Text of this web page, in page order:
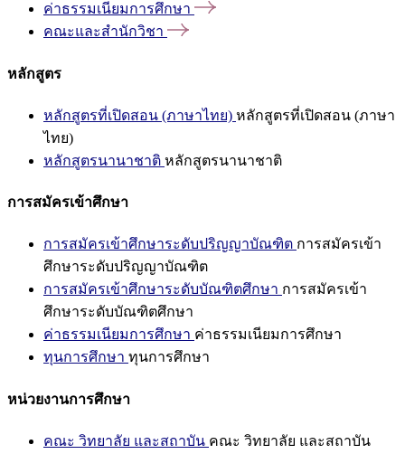
ค่าธรรมเนียมการศึกษา
คณะและสำนักวิชา
หลักสูตร
หลักสูตรที่เปิดสอน (ภาษาไทย) หลักสูตรที่เปิดสอน (ภาษา
ไทย)
หลักสูตรนานาชาติ หลักสูตรนานาชาติ
การสมัครเข้าศึกษา
การสมัครเข้าศึกษาระดับปริญญาบัณฑิต การสมัครเข้า
ศึกษาระดับปริญญาบัณฑิต
การสมัครเข้าศึกษาระดับบัณฑิตศึกษา การสมัครเข้า
ศึกษาระดับบัณฑิตศึกษา
ค่าธรรมเนียมการศึกษา ค่าธรรมเนียมการศึกษา
ทุนการศึกษา ทุนการศึกษา
หน่วยงานการศึกษา
คณะ วิทยาลัย และสถาบัน คณะ วิทยาลัย และสถาบัน